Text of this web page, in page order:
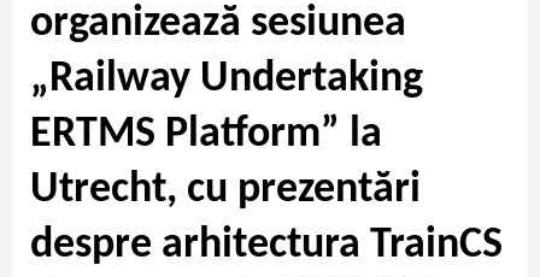
organizează sesiunea
„Railway Undertaking
ERTMS Platform” la
Utrecht, cu prezentări
despre arhitectura TrainCS